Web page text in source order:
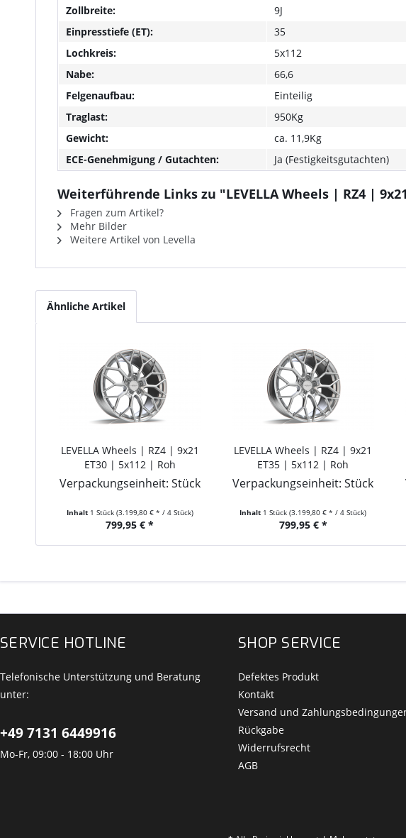
Zollbreite:
9J
Einpresstiefe (ET):
35
Lochkreis:
5x112
Nabe:
66,6
Felgenaufbau:
Einteilig
Traglast:
950Kg
Gewicht:
ca. 11,9Kg
ECE-Genehmigung / Gutachten:
Ja (Festigkeitsgutachten)
Weiterführende Links zu "LEVELLA Wheels | RZ4 |
Fragen zum Artikel?
Mehr Bilder
Weitere Artikel von Levella
Ähnliche Artikel
LEVELLA Wheels | RZ4 | 9x21
ET30 | 5x112 | Roh
Verpackungseinheit: Stück
Inhalt 1 Stück (3.199,80 € * / 4 Stück)
799,95 € *
LEVELLA Wheels | RZ4 | 9x21
ET35 | 5x112 | Roh
Verpackungseinheit: Stück
Inhalt 1 Stück(3.199,80 € * / 4 Stück)
799,95 € *
SERVICE HOTLINE
Telefonische Unterstützung und Beratung
unter:
+49 7131 6449916
Mo-Fr, 09:00 - 18:00 Uhr
SHOP SERVICE
Defektes Produkt
Kontakt
Versand und
Rückgabe
Widerrufsrecht
AGB